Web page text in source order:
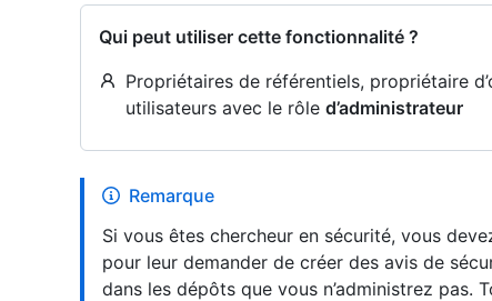
Qui peut utiliser cette fonctionnalité ?
Propriétaires de référentiels, propriétaire
utilisateurs avec le rôle d’administrateur
Remarque
Si vous êtes chercheur en sécurité, vous
pour leur demander de créer des avis de
dans les dépôts que vous n’administrez pas.